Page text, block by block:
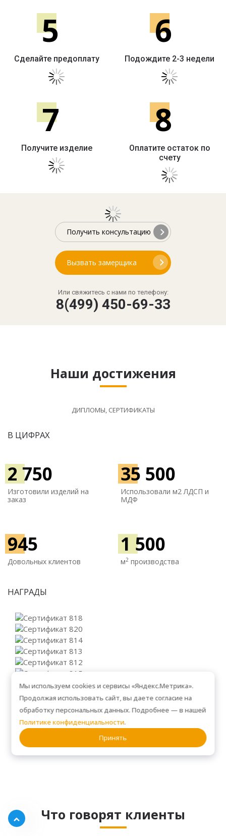
5
Сделайте предоплату
6
Подождите 2-3 недели
7
Получите изделие
8
Оплатите остаток по
счету
Получить консультацию
Вызвать замерщика
Или свяжитесь с нами по телефону:
8(499) 450-69-33
Наши достижения
ДИПЛОМЫ, СЕРТИФИКАТЫ
В ЦИФРАХ
2 750
Изготовили изделий на
заказ
35 500
Использовали м2 ЛДСП и
МДФ
945
Довольных клиентов
1 500
м2 производства
НАГРАДЫ
Посмотреть все разделы
Что говорят клиенты
Мы используем cookies и сервисы «Яндекс.Метрика».
Продолжая использовать сайт, вы даете согласие на
обработку персональных данных. Подробнее — в нашей
Политике конфиденциальности.
Принять